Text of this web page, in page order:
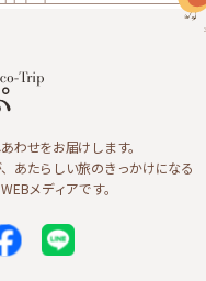
わせをお届けします。
あたらしい旅のきっかけになる
メディアです。